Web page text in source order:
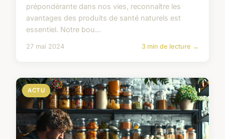
prépondérante dans nos vies, reconnaître les
avantages des produits de santé naturels est
essentiel. Notre bou...
27 mai 2024 3 min de lecture →
ACTU